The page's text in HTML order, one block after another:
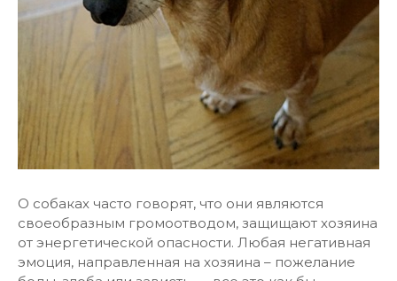
О собаках часто говорят, что они являются
своеобразным громоотводом, защищают хозяина
от энергетической опасности. Любая негативная
эмоция, направленная на хозяина – пожелание